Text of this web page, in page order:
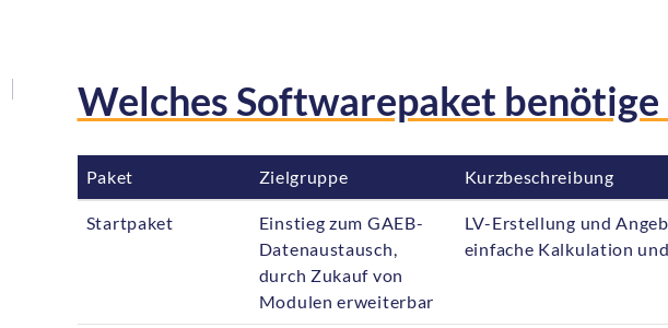
Welches Softwarepaket
Paket Zielgruppe
Kurzbeschreibung
Paket
Zielgruppe Kurzbeschreibung
Startpaket
Einstieg zum GAEB-
Datenaustausch,
durch Zukauf von
Modulen erweiterbar
LV-Erstellung und
einfache Kalkulation